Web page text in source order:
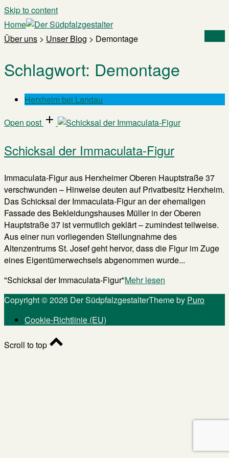
Skip to content
Home
Über uns > Unser Blog > Demontage
Schlagwort: Demontage
Herxheim bei Landau
Open post
Schicksal der Immaculata-Figur
Immaculata-Figur aus Herxheimer Oberen Hauptstraße 37
verschwunden – Hinweise deuten auf Privatbesitz Herxheim.
Das Schicksal der Immaculata-Figur an der ehemaligen
Fassade des Bekleidungshauses Müller in der Oberen
Hauptstraße 37 ist vermutlich geklärt – zumindest teilweise.
Aus einer nun vorliegenden Stellungnahme des
Altenzentrums St. Josef geht hervor, dass die Figur im Zuge
eines Eigentümerwechsels abgenommen wurde...
"Schicksal der Immaculata-Figur"Mehr lesen
Copyright © 2026 Der SüdpfalzgestalterTheme by Puro
Cookie-Richtlinie (EU)
Scroll to top